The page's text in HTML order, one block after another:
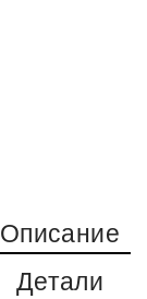
Описание
Детали